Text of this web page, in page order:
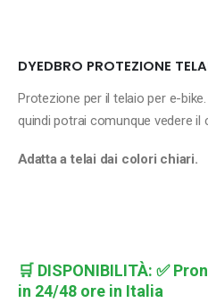
DYEDBRO PROTEZIONE
Protezione per il telaio per e-
quindi potrai comunque vedere il
Adatta a telai dai colori chiari.
🛒 DISPONIBILITÀ: ✅
in 24/48 ore in Italia